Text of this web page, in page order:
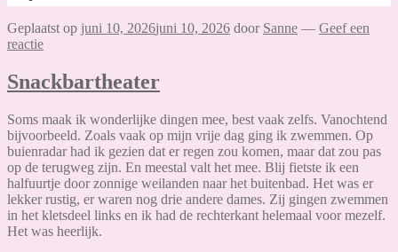
Geplaatst op juni 10, 2026juni 10, 2026 door Sanne — Geef een
reactie
Snackbartheater
Soms maak ik wonderlijke dingen mee, best vaak zelfs. Vanochtend
bijvoorbeeld. Zoals vaak op mijn vrije dag ging ik zwemmen. Op
buienradar had ik gezien dat er regen zou komen, maar dat zou pas
op de terugweg zijn. En meestal valt het mee. Blij fietste ik een
halfuurtje door zonnige weilanden naar het buitenbad. Het was er
lekker rustig, er waren nog drie andere dames. Zij gingen zwemmen
in het kletsdeel links en ik had de rechterkant helemaal voor mezelf.
Het was heerlijk.